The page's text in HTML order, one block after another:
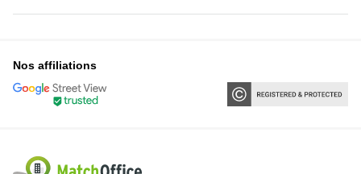
Nos affiliations